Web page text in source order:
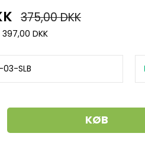
375,00 DKK
DKK
03-SLB
KØB